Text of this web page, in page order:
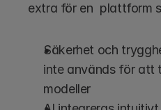
extra för en  plattform
Säkerhet och
inte används för att
modeller